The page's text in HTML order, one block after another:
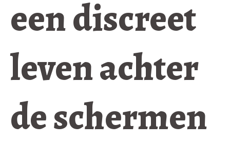
een discreet
leven achter
de schermen